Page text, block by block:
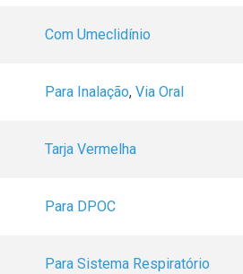
Com Umeclidínio
Para Inalação, Via Oral
Tarja Vermelha
Para DPOC
Para Sistema Respiratório